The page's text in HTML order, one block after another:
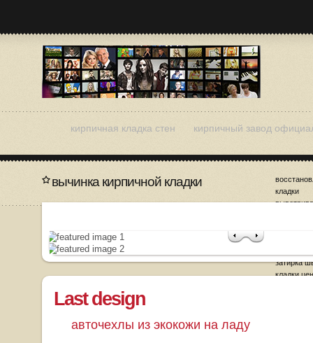
кирпичная кладка стен кирпичный завод
кладки
затирка
кладки
вычинка кирпичной кладки
Last design
авточехлы из экокожи на ладу